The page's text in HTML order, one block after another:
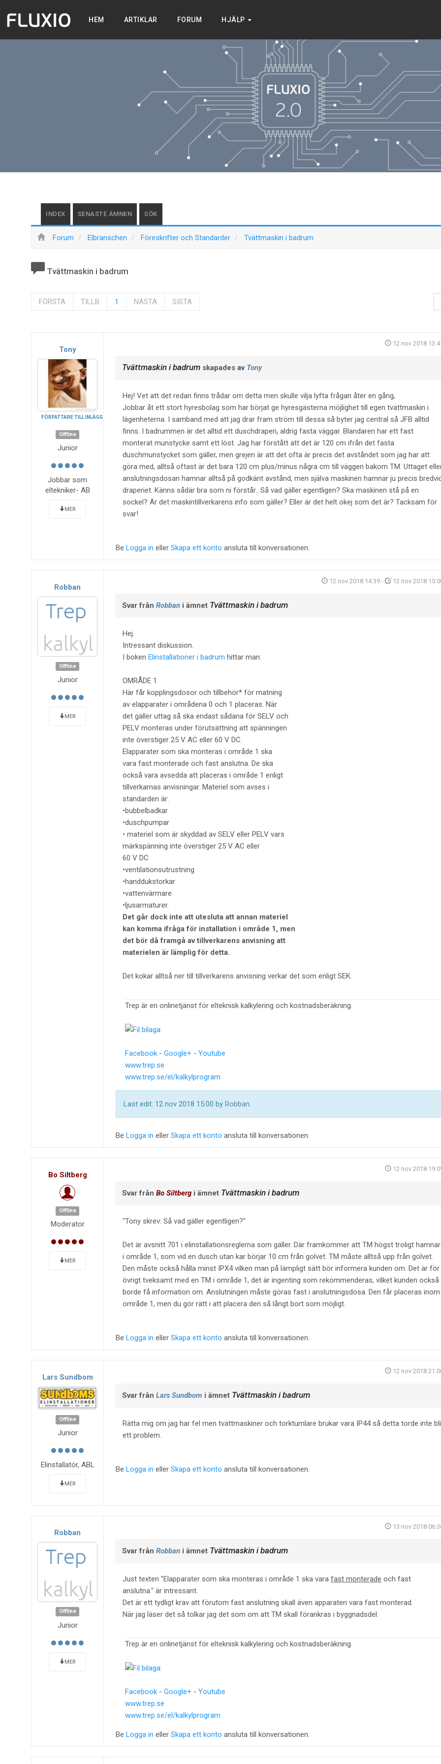
HEM ARTIKLAR FORUM HJÄLP
INDEX SENASTE ÄMNEN SÖK
Forum Elbranschen Föreskrifter och Standarder Tvättmaskin i badrum
Tvättmaskin i badrum
FÖRSTA TILLB 1 NÄSTA SISTA
Tony
FÖRFATTARE TILL INLÄGG
Offline
Junior
Jobbar som
eltekniker- AB
MER
12 nov 2018
Tvättmaskin i badrumskapades av Tony
Hej! Vet att det redan finns trådar om detta men skulle vilja lyfta frågan åter en gång,
Jobbar åt ett stort hyresbolag som har börjat ge hyresgästerna möjlighet till egen tvättmaskin i
lägenheterna. I samband med att jag drar fram ström till dessa så byter jag central så JFB alltid
finns. I badrummen är det alltid ett duschdraperi, aldrig fasta väggar. Blandaren har ett fast
monterat munstycke samt ett löst. Jag har förstått att det är 120 cm ifrån det fasta
duschmunstycket som gäller, men grejen är att det ofta är precis det avståndet som jag har att
göra med, alltså oftast är det bara 120 cm plus/minus några cm till väggen bakom TM. Uttaget
anslutningsdosan hamnar alltså på godkänt avstånd, men själva maskinen hamnar ju precis
draperiet. Känns sådär bra som ni förstår.. Så vad gäller egentligen? Ska maskinen stå på en
sockel? Är det maskintillverkarens info som gäller? Eller är det helt okej som det är? Tacksam för
svar!
Be Logga in eller Skapa ett konto ansluta till konversationen.
Robban
Offline
Junior
MER
12 nov 2018 14:39- 12 nov 2018
Svar från Robbani ämnet Tvättmaskin i badrum
Hej.
Intressant diskussion.
I boken Elinstallationer i badrum hittar man:
OMRÅDE 1
Här får kopplingsdosor och tillbehör* för matning
av elapparater i områdena 0 och 1 placeras. När
det gäller uttag så ska endast sådana för SELV och
PELV monteras under förutsättning att spänningen
inte överstiger 25 V AC eller 60 V DC.
Elapparater som ska monteras i område 1 ska
vara fast monterade och fast anslutna. De ska
också vara avsedda att placeras i område 1 enligt
tillverkarnas anvisningar. Materiel som avses i
standarden är:
•bubbelbadkar
•duschpumpar
• materiel som är skyddad av SELV eller PELV vars
märkspänning inte överstiger 25 V AC eller
60 V DC
•ventilationsutrustning
•handdukstorkar
•vattenvärmare
•ljusarmaturer.
Det går dock inte att utesluta att annan materiel
kan komma ifråga för installation i område 1, men
det bör då framgå av tillverkarens anvisning att
materielen är lämplig för detta.
Det kokar alltså ner till tillverkarens anvisning verkar det som enligt SEK.
Trep är en onlinetjänst för elteknisk kalkylering och kostnadsberäkning.
Facebook- Google+ - Youtube
www.trep.se
www.trep.se/el/kalkylprogram
Last edit: 12 nov 2018 15:00 by Robban.
Be Logga in eller Skapa ett konto ansluta till konversationen.
Bo Siltberg
Offline
Moderator
MER
12 nov 2018
Svar från Bo Siltbergi ämnet Tvättmaskin i badrum
Tony skrev: Så vad gäller egentligen?
Det är avsnitt 701 i elinstallationsreglerna som gäller. Där framkommer att TM högst troligt hamnar
i område 1, som vid en dusch utan kar börjar 10 cm från golvet. TM måste alltså upp från golvet.
Den måste också hålla minst IPX4 vilken man på lämpligt sätt bör informera kunden om. Det är för
övrigt tveksamt med en TM i område 1, det är ingenting som rekommenderas, vilket kunden också
borde få information om. Anslutningen måste göras fast i anslutningsdosa. Den får placeras inom
område 1, men du gör rätt i att placera den så långt bort som möjligt.
Be Logga in eller Skapa ett konto ansluta till konversationen.
Lars Sundbom
Offline
Junior
Elinstallatör, ABL
MER
12 nov 2018
Svar från Lars Sundbom i ämnet Tvättmaskin i badrum
Rätta mig om jag har fel men tvättmaskiner och torktumlare brukar vara IP44 så detta torde inte bli
ett problem.
Be Logga in eller Skapa ett konto ansluta till konversationen.
Robban
Offline
Junior
MER
13 nov 2018
Svar från Robbani ämnet Tvättmaskin i badrum
Just texten "Elapparater som ska monteras i område 1 ska vara fast monterade och fast
anslutna." är intressant.
Det är ett tydligt krav att förutom fast anslutning skall även apparaten vara fast monterad.
När jag läser det så tolkar jag det som om att TM skall förankras i byggnadsdel.
Trep är en onlinetjänst för elteknisk kalkylering och kostnadsberäkning.
Facebook- Google+ - Youtube
www.trep.se
www.trep.se/el/kalkylprogram
Be Logga in eller Skapa ett konto ansluta till konversationen.